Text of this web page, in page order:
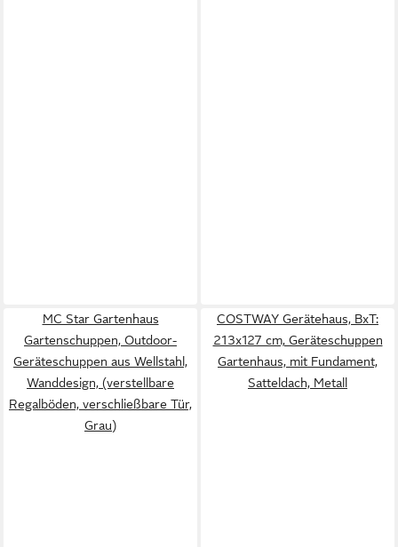
MC Star Gartenhaus
Gartenschuppen, Outdoor-
Geräteschuppen aus Wellstahl,
Wanddesign, (verstellbare
Regalböden, verschließbare Tür,
Grau)
COSTWAY Gerätehaus, BxT:
213x127 cm, Geräteschuppen
Gartenhaus, mit Fundament,
Satteldach, Metall